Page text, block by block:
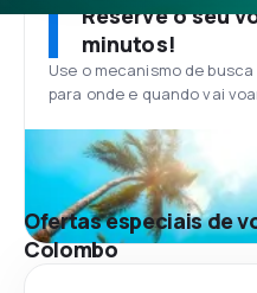
Reserve o seu
minutos!
Use o mecanismo de
para onde e quando vai
Ofertas especiais de
Colombo